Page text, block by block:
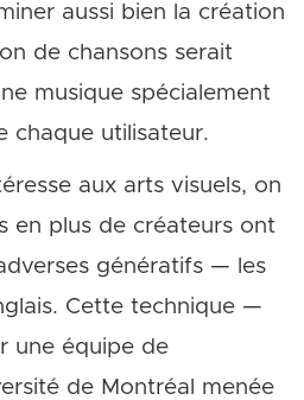
aussi bien la création
de chansons serait
musique spécialement
chaque utilisateur.
aux arts visuels, on
en plus de créateurs ont
génératifs — les
Cette technique —
une équipe de
de Montréal menée